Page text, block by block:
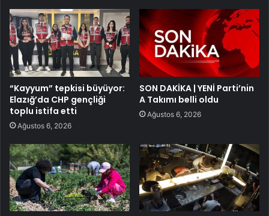
“Kayyum” tepkisi büyüyor:
Elazığ’da CHP gençliği
toplu istifa etti
Ağustos 6, 2026
SON DAKİKA | YENİ Parti’nin
A Takımı belli oldu
Ağustos 6, 2026